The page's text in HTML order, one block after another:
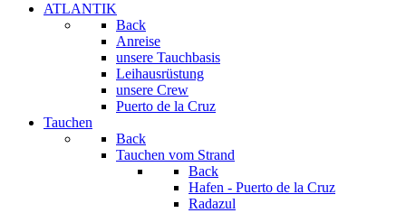
ATLANTIK
Back
Anreise
unsere Tauchbasis
Leihausrüstung
unsere Crew
Puerto de la Cruz
Tauchen
Back
Tauchen vom Strand
Back
Hafen - Puerto de la Cruz
Radazul